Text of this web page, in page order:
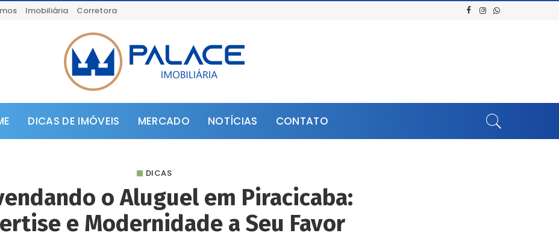
Imobiliária Corretora
DICAS DE IMÓVEIS MERCADO NOTÍCIAS CONTATO
DICAS
o Aluguel em Piracicaba:
e Modernidade a Seu Favor